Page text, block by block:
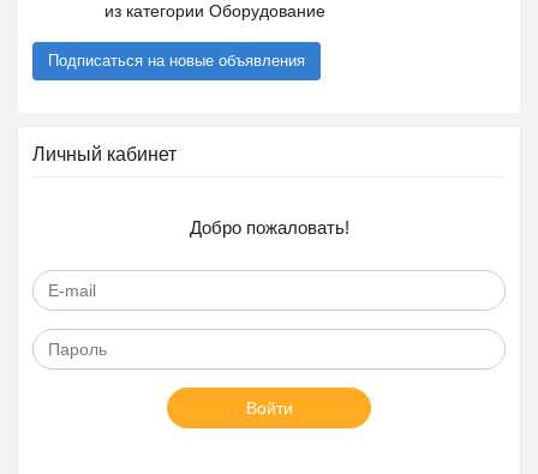
из категории Оборудование
Подписаться на новые объявления
Личный кабинет
Добро пожаловать!
Войти